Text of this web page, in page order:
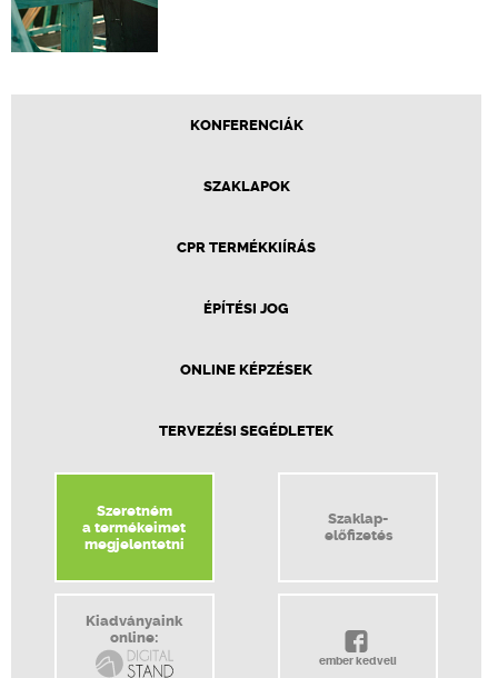
KONFERENCIÁK
SZAKLAPOK
CPR TERMÉKKIÍRÁS
ÉPÍTÉSI JOG
ONLINE KÉPZÉSEK
TERVEZÉSI SEGÉDLETEK
Szeretném
a termékeimet
megjelentetni
Szaklap-
előfizetés
Kiadványaink
online:
ember kedveli